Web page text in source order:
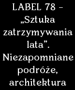
LABEL 78 –
„Sztuka
zatrzymywania
lata”.
Niezapomniane
podróże,
architektura